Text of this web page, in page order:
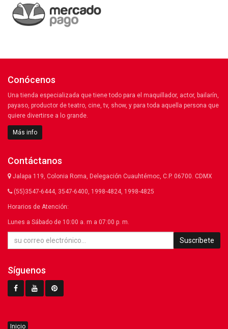
Conócenos
Una tienda especializada que tiene todo para el maquillador, actor, bailarín,
payaso, productor de teatro, cine, tv, show, y para toda aquella persona que
quiere divertirse a lo grande.
Más info
Contáctanos
Jalapa 119, Colonia Roma, Delegación Cuauhtémoc, C.P. 06700. CDMX
(55)3547-6444, 3547-6400, 1998-4824, 1998-4825
Horarios de Atención:
Lunes a Sábado de 10:00 a. m a 07:00 p. m.
Suscríbete
Síguenos
Inicio